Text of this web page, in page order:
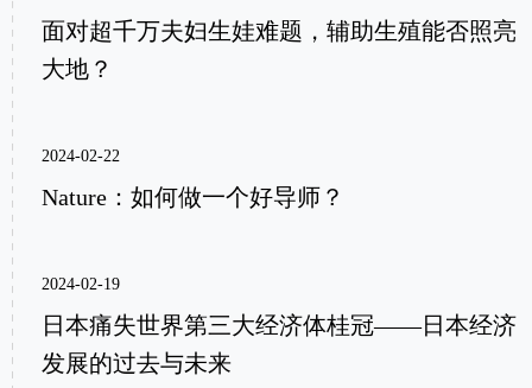
面对超千万夫妇生娃难题，辅助生殖能否照亮
大地？
2024-02-22
Nature：如何做一个好导师？
2024-02-19
日本痛失世界第三大经济体桂冠——日本经济
发展的过去与未来